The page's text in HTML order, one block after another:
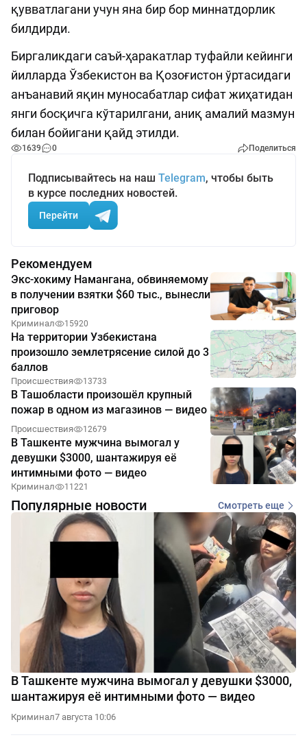
қувватлагани учун яна бир бор миннатдорлик
билдирди.
Биргаликдаги саъй-ҳаракатлар туфайли кейинги
йилларда Ўзбекистон ва Қозоғистон ўртасидаги
анъанавий яқин муносабатлар сифат жиҳатидан
янги босқичга кўтарилгани, аниқ амалий мазмун
билан бойигани қайд этилди.
1639 0 Поделиться
Подписывайтесь на наш Telegram, чтобы быть
в курсе последних новостей.
Перейти
Рекомендуем
Экс-хокиму Намангана, обвиняемому
в получении взятки $60 тыс., вынесли
приговор
Криминал 15920
На территории Узбекистана
произошло землетрясение силой до 3
баллов
Происшествия 13733
В Ташобласти произошёл крупный
пожар в одном из магазинов — видео
Происшествия 12679
В Ташкенте мужчина вымогал у
девушки $3000, шантажируя её
интимными фото — видео
Криминал 11221
Популярные новости Смотреть еще
В Ташкенте мужчина вымогал у девушки $3000,
шантажируя её интимными фото — видео
Криминал7 августа 10:06